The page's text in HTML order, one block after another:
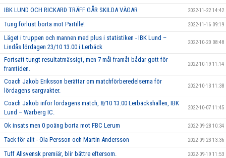
IBK LUND OCH RICKARD TRÄFF GÅR SKILDA VÄGAR 2022-11-22 14:42
Tung förlust borta mot Partille! 2022-11-16 09:19
Läget i truppen och mannen med plus i statistiken - IBK Lund –
Lindås lördagen 23/10 13.00 i Lerbäck
2022-10-20 08:48
Fortsatt tungt resultatmässigt, men 7 mål framåt bådar gott för
framtiden.
2022-10-19 11:14
Coach Jakob Eriksson berättar om matchförberedelserna för
lördagens sargvakter.
2022-10-13 11:38
Coach Jakob inför lördagens match, 8/10 13.00 Lerbäckshallen, IBK
Lund – Warberg IC.
2022-10-07 11:45
Ok insats men 0 poäng borta mot FBC Lerum 2022-09-28 10:34
Tack för allt - Ola Persson och Martin Andersson 2022-09-23 13:36
Tuff Allsvensk premiär, blir bättre eftersom. 2022-09-19 11:53